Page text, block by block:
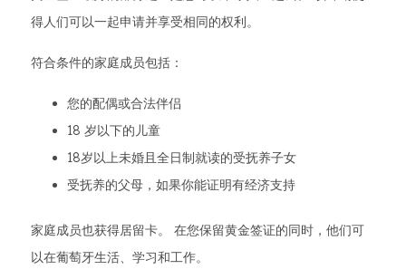
得人们可以一起申请并享受相同的权利。
符合条件的家庭成员包括：
您的配偶或合法伴侣
18 岁以下的儿童
18岁以上未婚且全日制就读的受抚养子女
受抚养的父母，如果你能证明有经济支持
家庭成员也获得居留卡。 在您保留黄金签证的同时，他们可
以在葡萄牙生活、学习和工作。